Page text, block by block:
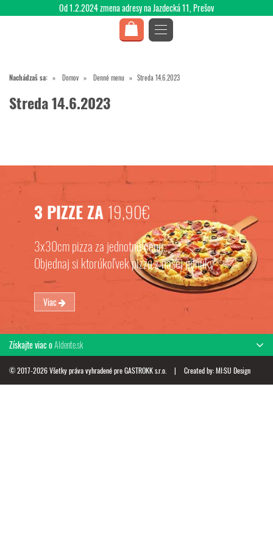
Nachádzaš sa: Domov Denné menu Streda 14.6.2023
Streda 14.6.2023
3 PIZZE ZA 19,90€
3x30cm pizza za jednotnú cenu.
Objednaj si ktorúkoľvek pizzu z našej ponuky
Viac
Získajte viac oAldente.sk
© 2017-2026 Všetky práva vyhradené pre GASTROKK s.r.o. | Created by:MI:SU Design
Od 1.2.2024 zmena adresy na Jazdecká 11, Prešov